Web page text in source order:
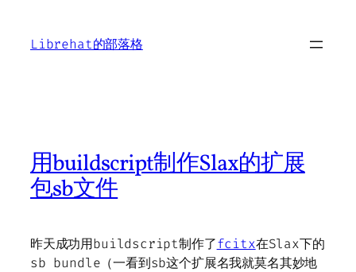
content
Librehat的部落格
用buildscript制作Slax的扩展
包sb文件
昨天成功用buildscript制作了fcitx在Slax下的
sb bundle（一看到sb这个扩展名我就莫名其妙地